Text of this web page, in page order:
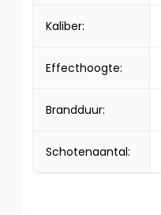
Kaliber:
Effecthoogte:
Brandduur:
Schotenaantal: